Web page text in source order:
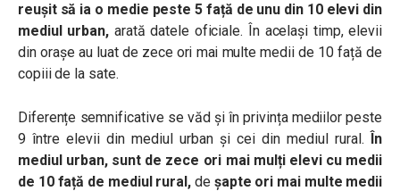
reușit să ia o medie peste 5 față de unu din 10 elevi din
mediul urban,arată datele oficiale. În același timp, elevii
din orașe au luat de zece ori mai multe medii de 10 față de
copiii de la sate.
Diferențe semnificative se văd și în privința mediilor peste
9 între elevii din mediul urban și cei din mediul rural. În
mediul urban, sunt de zece ori mai mulți elevi cu medii
de 10 față de mediul rural, de șapte ori mai multe medii